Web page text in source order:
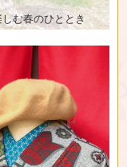
しむ春のひととき